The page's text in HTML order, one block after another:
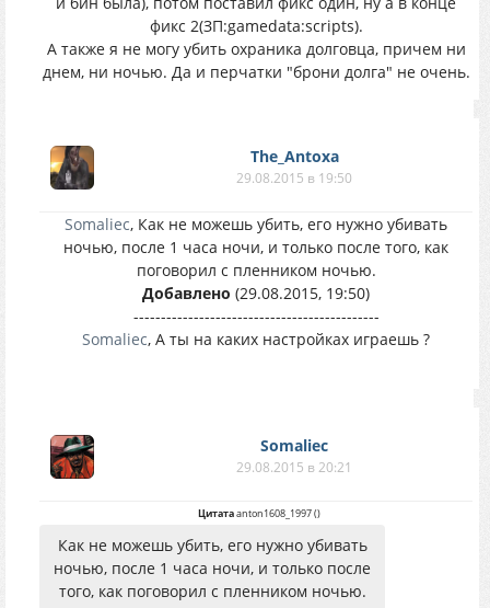
фикс 2(ЗП:gamedata:scripts).
А также я не могу убить охраника долговца, причем ни
днем, ни ночью. Да и перчатки "брони долга" не очень.
The_Antoxa
29.08.2015 в 19:50
Somaliec, Как не можешь убить, его нужно убивать
ночью, после 1 часа ночи, и только после того, как
поговорил с пленником ночью.
Добавлено (29.08.2015, 19:50)
---------------------------------------------
Somaliec, А ты на каких настройках играешь ?
Somaliec
29.08.2015 в 20:21
Цитатаanton1608_1997()
Как не можешь убить, его нужно убивать
ночью, после 1 часа ночи, и только после
того, как поговорил с пленником ночью.